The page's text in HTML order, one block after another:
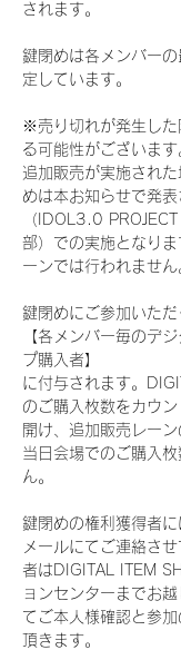
されます。
鍵閉めは各メンバー
定しています。
※売り切れが発生し
る可能性がございます
追加販売が実施され
めは本お知らせで発
（IDOL3.0
部）での実施となり
ーンでは行われません
鍵閉めにご参加いただ
【各メンバー毎のデ
プ購入者】
に付与されます。
のご購入枚数をカウ
開け、追加販売レーン
当日会場でのご購入
ん。
鍵閉めの権利獲得者
メールにてご連絡さ
者はDIGITAL ITEM
ョンセンターまでお
てご本人様確認と参
頂きます。